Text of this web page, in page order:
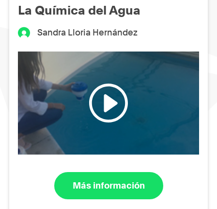
La Química del Agua
Sandra Lloria Hernández
Más información